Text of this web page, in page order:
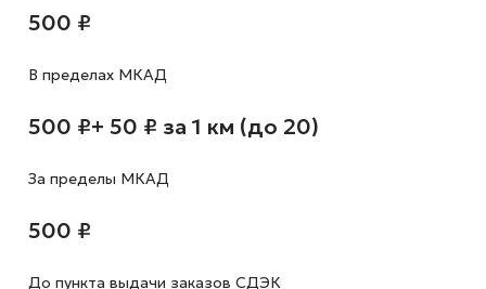
500 ₽
В пределах МКАД
500 ₽+ 50 ₽ за 1 км (до 20)
За пределы МКАД
500 ₽
До пункта выдачи заказов СДЭК